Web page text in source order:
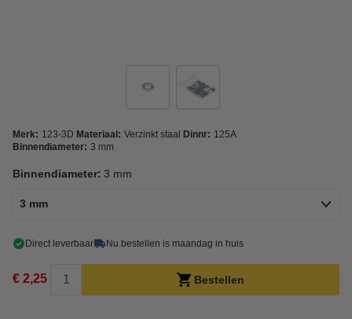
Merk: 123-3D Materiaal: Verzinkt staal Dinnr: 125A
Binnendiameter: 3 mm
Binnendiameter: 3 mm
3 mm
Direct leverbaar Nu bestellen is maandag in huis
€ 2,25 Bestellen